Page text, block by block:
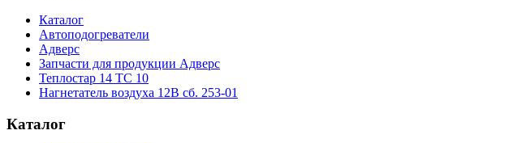
Каталог
Автоподогреватели
Адверс
Запчасти для продукции Адверс
Теплостар 14 ТС 10
Нагнетатель воздуха 12В сб. 253-01
Каталог